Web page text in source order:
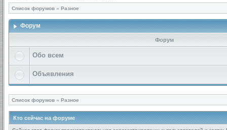
Список форумов » Разное
Форум
Форум
Обо всем
Объявления
Список форумов » Разное
Кто сейчас на форуме